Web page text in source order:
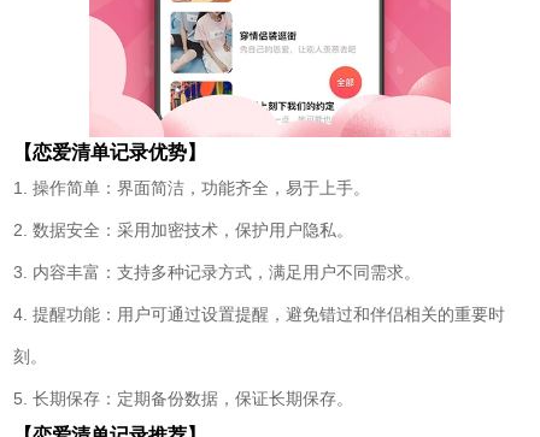
【恋爱清单记录优势】
1. 操作简单：界面简洁，功能齐全，易于上手。
2. 数据安全：采用加密技术，保护用户隐私。
3. 内容丰富：支持多种记录方式，满足用户不同需求。
4. 提醒功能：用户可通过设置提醒，避免错过和伴侣相关的重要时
刻。
5. 长期保存：定期备份数据，保证长期保存。